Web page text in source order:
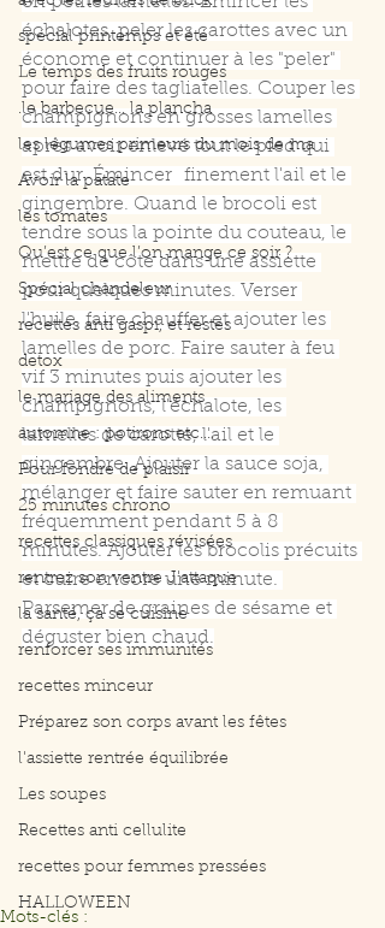
spécial printemps et été
Le temps des fruits rouges
.le barbecue... la plancha
les légumes primeurs du mois de ma
Avoir la patate
les tomates
Qu’est ce que l’on mange ce soir ?
Spécial chandeleur
recettes anti gaspi, et restes
detox
le mariage des aliments
automne : potirons etc....
Pour fondre de plaisir
25 minutes chrono
recettes classiques révisées
rentrez son ventre J'attaque
la santé, ça se cuisine
renforcer ses immunités
recettes minceur
Préparez son corps avant les fêtes
l'assiette rentrée équilibrée
Les soupes
Recettes anti cellulite
recettes pour femmes pressées
HALLOWEEN
échalotes, peler les carottes avec un
économe et continuer à les "peler"
pour faire des tagliatelles. Couper les
champignons en grosses lamelles
après avoir enlevé tout le pied qui
est dur. Émincer  finement l'ail et le
gingembre. Quand le brocoli est
tendre sous la pointe du couteau, le
mettre de côté dans une assiette
pour quelques minutes. Verser
l'huile, faire chauffer et ajouter les
lamelles de porc. Faire sauter à feu
vif 3 minutes puis ajouter les
champignons, l'échalote, les
lamelles de carotte, l'ail et le
gingembre. Ajouter la sauce soja,
mélanger et faire sauter en remuant
fréquemment pendant 5 à 8
minutes. Ajouter les brocolis précuits
et cuire encore une minute.
Parsemer de graines de sésame et
déguster bien chaud.
Mots-clés :